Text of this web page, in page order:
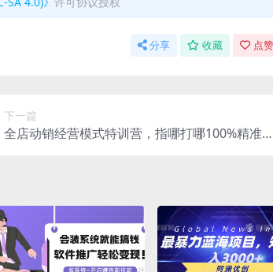
分享 收藏 点
下一篇
全店动销经营模式特训营，指哪打哪100%精准